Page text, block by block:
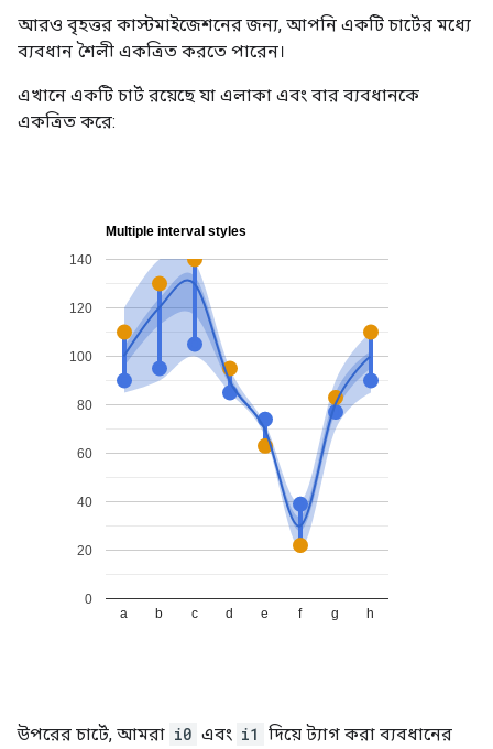
আরও বৃহত্তর কাস্টমাইজেশনের জন্য, আপনি একটি চার্টের মধ্যে
ব্যবধান শৈলী একত্রিত করতে পারেন।
এখানে একটি চার্ট রয়েছে যা এলাকা এবং বার ব্যবধানকে
একত্রিত করে:
উপরের চার্টে, আমরা i0 এবং i1 দিয়ে ট্যাগ করা ব্যবধানের